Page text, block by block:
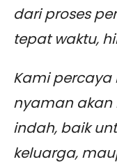
dari proses
tepat waktu,
Kami
nyaman
indah, baik
keluarga,